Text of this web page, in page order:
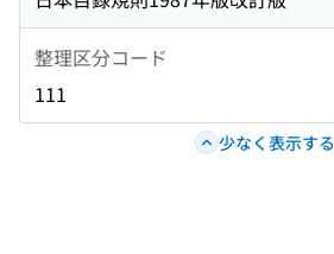
整理区分コード
111
少なく表示する